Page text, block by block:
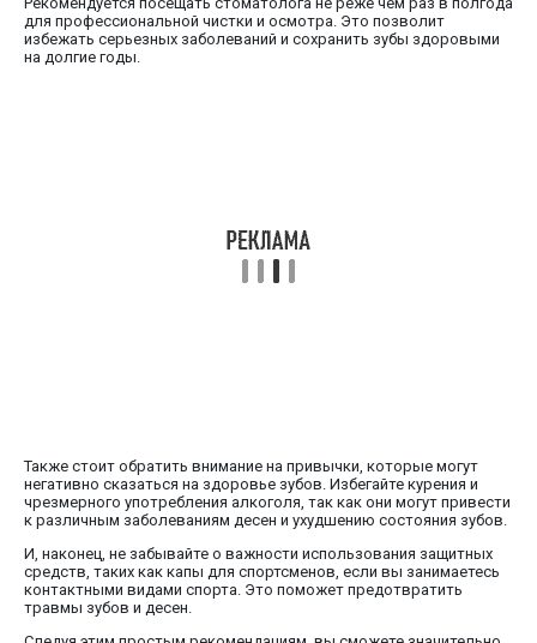
для профессиональной чистки и осмотра. Это позволит
избежать серьезных заболеваний и сохранить зубы здоровыми
на долгие годы.
Также стоит обратить внимание на привычки, которые могут
негативно сказаться на здоровье зубов. Избегайте курения и
чрезмерного употребления алкоголя, так как они могут привести
к различным заболеваниям десен и ухудшению состояния зубов.
И, наконец, не забывайте о важности использования защитных
средств, таких как капы для спортсменов, если вы занимаетесь
контактными видами спорта. Это поможет предотвратить
травмы зубов и десен.